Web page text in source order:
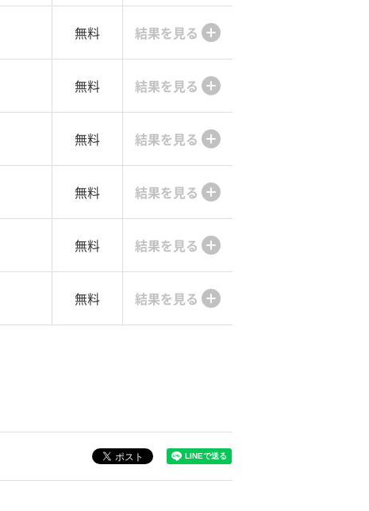
無料 結果を見る
無料 結果を見る
無料 結果を見る
無料 結果を見る
無料 結果を見る
無料 結果を見る